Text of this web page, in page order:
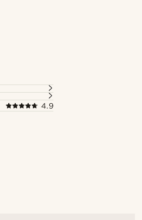
4.9